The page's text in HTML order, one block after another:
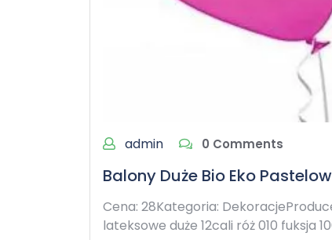
admin 0 Comments
Balony Duże Bio Eko
Cena: 28Kategoria:
lateksowe duże 12cali róż 010 fuksja